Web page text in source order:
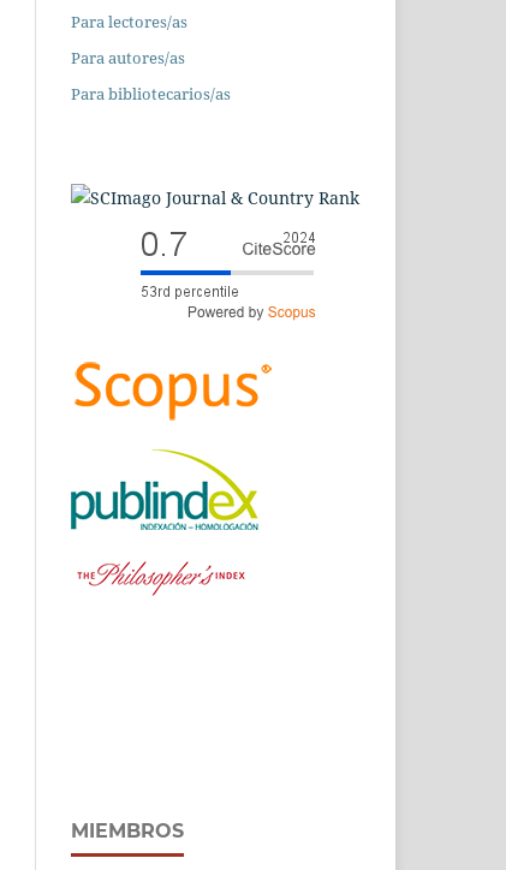
Para lectores/as
Para autores/as
Para bibliotecarios/as
MIEMBROS